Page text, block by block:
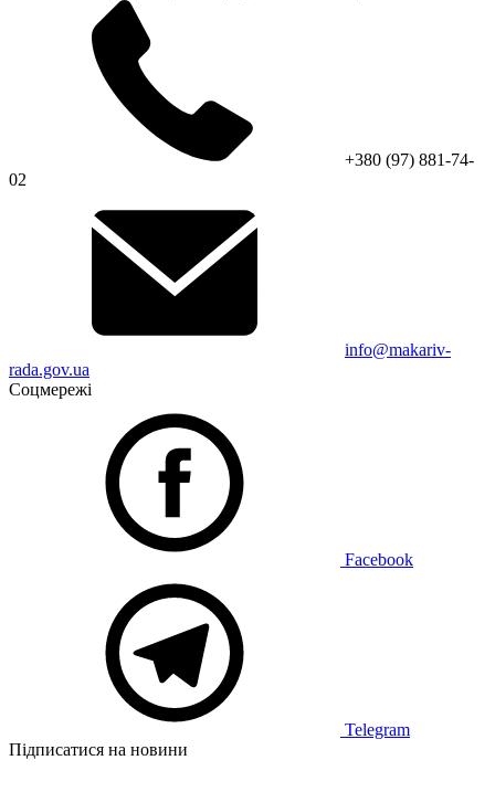
+380 (97) 881-74-
02
info@makariv-
rada.gov.ua
Соцмережі
Facebook
Telegram
Підписатися на новини